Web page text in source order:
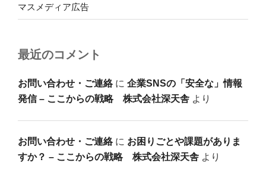
マスメディア広告
最近のコメント
お問い合わせ・ご連絡に 企業SNSの「安全な」情報
発信 – ここからの戦略 株式会社深天舎 より
お問い合わせ・ご連絡に お困りごとや課題がありま
すか？ – ここからの戦略 株式会社深天舎 より